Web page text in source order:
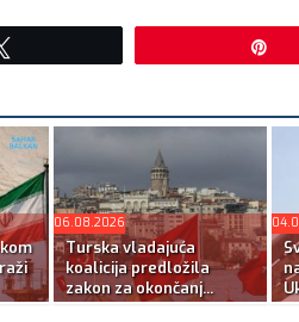
06.08.2026
Turska vladajuća
koalicija predložila
zakon za okončanj...